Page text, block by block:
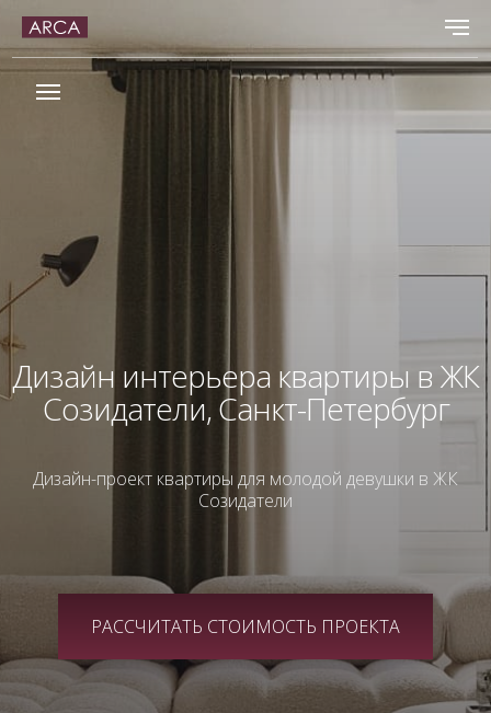
Дизайн интерьера квартиры в ЖК
Созидатели, Санкт-Петербург
Дизайн-проект квартиры для молодой девушки в ЖК
Созидатели
РАССЧИТАТЬ СТОИМОСТЬ ПРОЕКТА